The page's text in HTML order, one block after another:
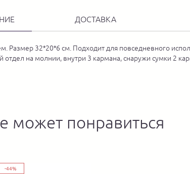
ДОСТАВКА
32*20*6 см. Подходит для повседневного
на молнии, внутри 3 кармана, снаружи сумки 2
может понравиться
-44%